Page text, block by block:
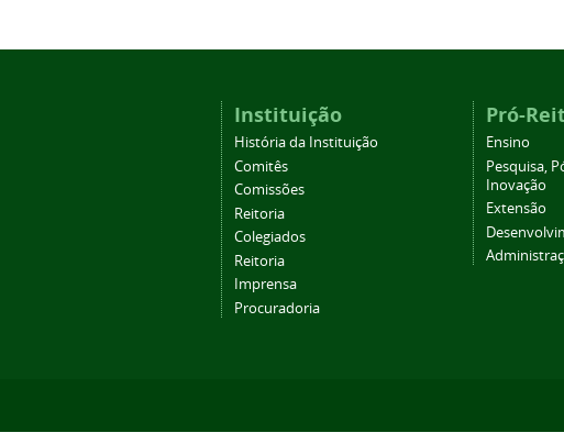
Instituição
História da Instituição
Comitês
Comissões
Reitoria
Colegiados
Reitoria
Imprensa
Procuradoria
Pró-
Ensino
Pesquisa,
Inovação
Extensão